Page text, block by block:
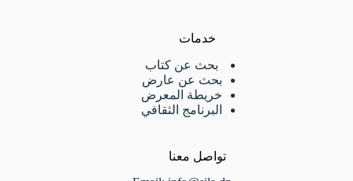
خدمات
بحث عن كتاب
بحث عن عارض
خريطة المعرض
البرنامج الثقافي
تواصل معنا